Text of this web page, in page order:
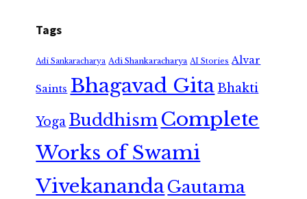
Tags
Adi Sankaracharya Adi Shankaracharya AI Stories Alvar
Saints Bhagavad GitaBhakti
Yoga Buddhism Complete
Works of Swami
VivekanandaGautama